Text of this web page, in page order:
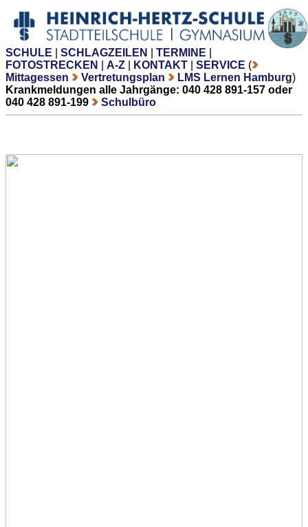
SCHULE SCHLAGZEILEN TERMINE
FOTOSTRECKEN
A-Z KONTAKT SERVICE (
Mittagessen
Vertretungsplan LMS Lernen Hamburg)
Krankmeldungen alle Jahrgänge: 040 428 891-157 oder
040 428 891-199
Schulbüro